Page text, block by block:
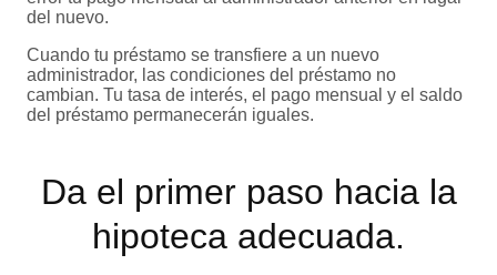
del nuevo.
Cuando tu préstamo se transfiere a un nuevo
administrador, las condiciones del préstamo no
cambian. Tu tasa de interés, el pago mensual y el saldo
del préstamo permanecerán iguales.
Da el primer paso hacia la
hipoteca adecuada.